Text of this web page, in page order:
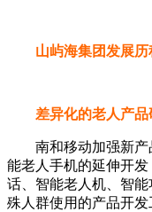
山屿海集团发展历
差异化的老人产品
南和移动加强新产
能老人手机的延伸开
话、智能老人机、智
殊人群使用的产品开